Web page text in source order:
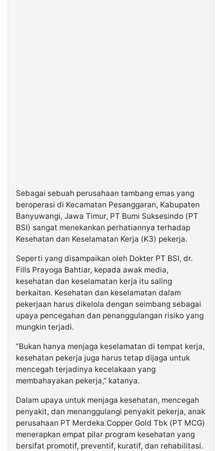
Sebagai sebuah perusahaan tambang emas yang
beroperasi di Kecamatan Pesanggaran, Kabupaten
Banyuwangi, Jawa Timur, PT Bumi Suksesindo (PT
BSI) sangat menekankan perhatiannya terhadap
Kesehatan dan Keselamatan Kerja (K3) pekerja.
Seperti yang disampaikan oleh Dokter PT BSI, dr.
Fills Prayoga Bahtiar, kepada awak media,
kesehatan dan keselamatan kerja itu saling
berkaitan. Kesehatan dan keselamatan dalam
pekerjaan harus dikelola dengan seimbang sebagai
upaya pencegahan dan penanggulangan risiko yang
mungkin terjadi.
“Bukan hanya menjaga keselamatan di tempat kerja,
kesehatan pekerja juga harus tetap dijaga untuk
mencegah terjadinya kecelakaan yang
membahayakan pekerja,” katanya.
Dalam upaya untuk menjaga kesehatan, mencegah
penyakit, dan menanggulangi penyakit pekerja, anak
perusahaan PT Merdeka Copper Gold Tbk (PT MCG)
menerapkan empat pilar program kesehatan yang
bersifat promotif, preventif, kuratif, dan rehabilitasi.